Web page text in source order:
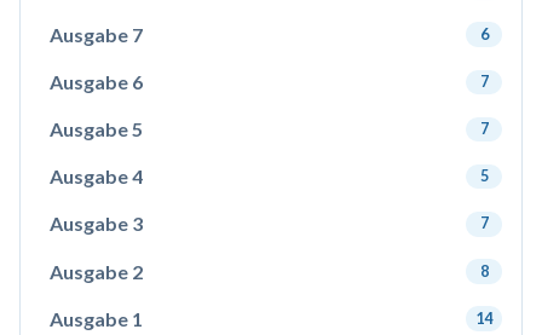
Ausgabe 7 6
Ausgabe 6 7
Ausgabe 5 7
Ausgabe 4 5
Ausgabe 3 7
Ausgabe 2 8
Ausgabe 1 14